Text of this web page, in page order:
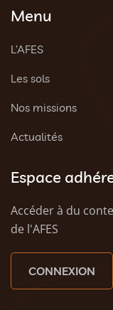
Menu
L’AFES
Les sols
Nos missions
Actualités
Espace
Accéder à du
de l'AFES
CONNEXION